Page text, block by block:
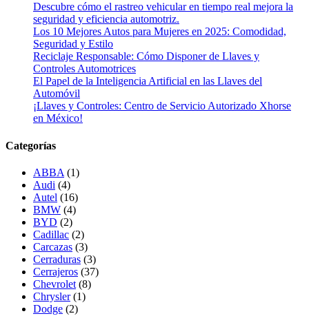
Descubre cómo el rastreo vehicular en tiempo real mejora la
seguridad y eficiencia automotriz.
Los 10 Mejores Autos para Mujeres en 2025: Comodidad,
Seguridad y Estilo
Reciclaje Responsable: Cómo Disponer de Llaves y
Controles Automotrices
El Papel de la Inteligencia Artificial en las Llaves del
Automóvil
¡Llaves y Controles: Centro de Servicio Autorizado Xhorse
en México!
Categorías
ABBA (1)
Audi (4)
Autel (16)
BMW (4)
BYD (2)
Cadillac (2)
Carcazas (3)
Cerraduras (3)
Cerrajeros (37)
Chevrolet (8)
Chrysler (1)
Dodge (2)